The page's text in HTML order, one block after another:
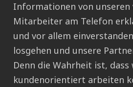
Informationen von unseren
Mitarbeiter am Telefon
und vor allem
losgehen und unsere
Denn die Wahrheit ist,
kundenorientiert arbeiten